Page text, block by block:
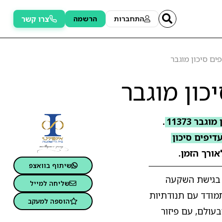
התחברות הרשמה צרו קשר
סיכון מוגבר
מוגבר
11373
.
סיכון
הזמן.
בגישת השקעה
עם תנודתיות
בארץ ובעולם, עם פיזור
שיתוף בוואצפ
שליחה למייל
הוספה למעקב